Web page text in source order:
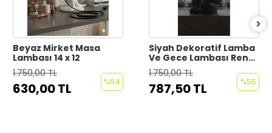
Beyaz Mirket Masa
Lambası 14 x 12
1.750,00 TL
630,00 TL %64
Siyah Dekoratif Lamba
Ve Gece Lambası Renkli
Maymun 35 x 30
1.750,00 TL
787,50 TL %55